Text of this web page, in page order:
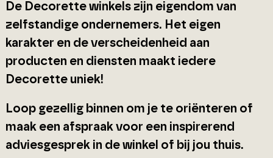
De Decorette winkels zijn eigendom van
zelfstandige ondernemers. Het eigen
karakter en de verscheidenheid aan
producten en diensten maakt iedere
Decorette uniek!
Loop gezellig binnen om je te oriënteren of
maak een afspraak voor een inspirerend
adviesgesprek in de winkel of bij jou thuis.